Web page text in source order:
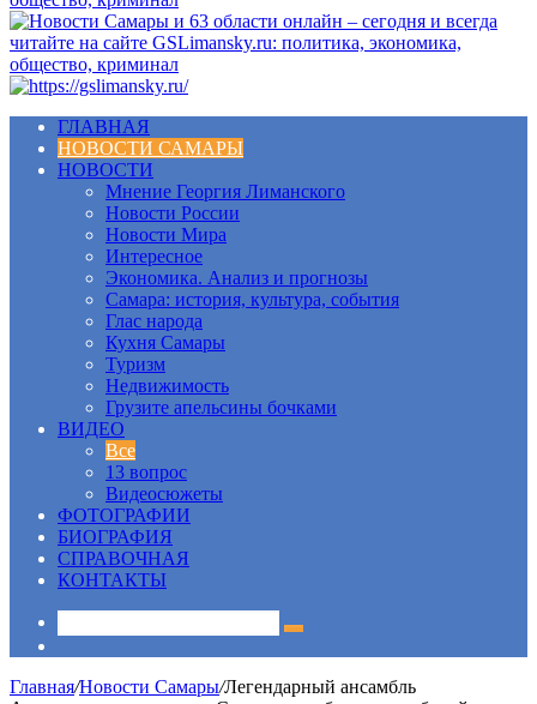
ГЛАВНАЯ
НОВОСТИ САМАРЫ
НОВОСТИ
Мнение Георгия Лиманского
Новости России
Новости Мира
Интересное
Экономика. Анализ и прогнозы
Самара: история, культура, события
Глас народа
Кухня Самары
Туризм
Недвижимость
Грузите апельсины бочками
ВИДЕО
Все
13 вопрос
Видеосюжеты
ФОТОГРАФИИ
БИОГРАФИЯ
СПРАВОЧНАЯ
КОНТАКТЫ
Главная/Новости Самары/Легендарный ансамбль